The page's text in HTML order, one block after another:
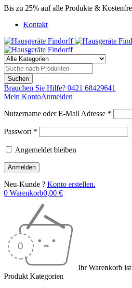
Bis zu 25% auf alle Produkte &
Kontakt
Brauchen Sie Hilfe? 0421 68429641
Mein KontoAnmelden
Nutzername oder E-Mail Adresse *
Passwort *
Angemeldet bleiben
Neu-Kunde ? Konto erstellen.
0 Warenkorb0,00 €
Ihr Warenkorb
Produkt Kategorien